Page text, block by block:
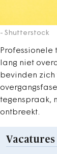
- Shutterstock
lang niet
bevinden zich
tegenspraak,
ontbreekt.
Vacatures